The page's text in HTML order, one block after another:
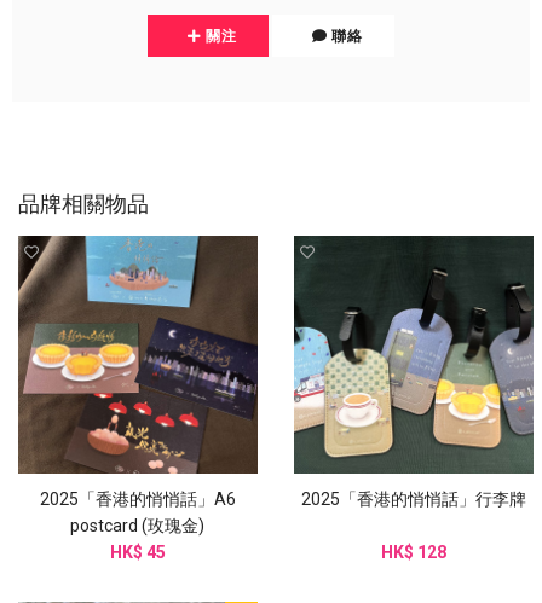
關注 聯絡
品牌相關物品
2025「香港的悄悄話」A6
postcard (玫瑰金)
HK$ 45
2025「香港的悄悄話」行李牌
HK$ 128